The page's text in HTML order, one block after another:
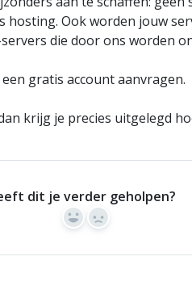
hosting. Ook worden jouw
die door ons worden
gratis account aanvragen.
krijg je precies uitgelegd
dit je verder geholpen?
Yes No